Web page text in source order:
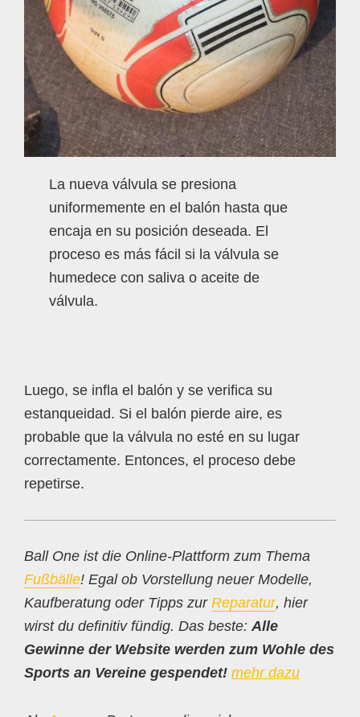
La nueva válvula se presiona
uniformemente en el balón hasta que
encaja en su posición deseada. El
proceso es más fácil si la válvula se
humedece con saliva o aceite de
válvula.
Luego, se infla el balón y se verifica su
estanqueidad. Si el balón pierde aire, es
probable que la válvula no esté en su lugar
correctamente. Entonces, el proceso debe
repetirse.
Ball One ist die Online-Plattform zum Thema
Fußbälle! Egal ob Vorstellung neuer Modelle,
Kaufberatung oder Tipps zur Reparatur, hier
wirst du definitiv fündig. Das beste: Alle
Gewinne der Website werden zum Wohle des
Sports an Vereine gespendet! mehr dazu